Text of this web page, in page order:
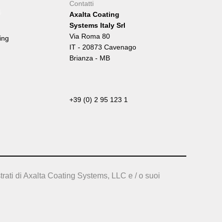
Contatti
Axalta Coating
Systems Italy Srl
Via Roma 80
IT - 20873 Cavenago
Brianza - MB
+39 (0) 2 95 123 1
di Axalta Coating Systems, LLC e / o suoi